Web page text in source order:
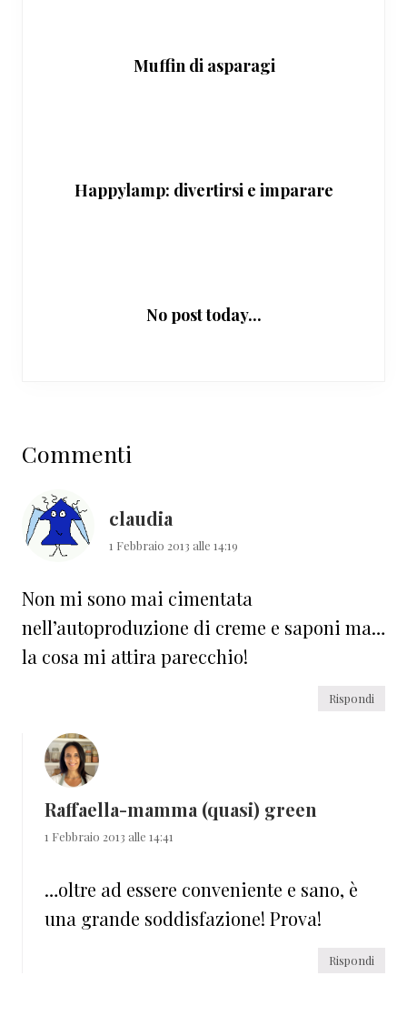
Muffin di asparagi
Happylamp: divertirsi e imparare
No post today...
del
lettore
Commenti
claudia
1 Febbraio 2013 alle 14:19
Non mi sono mai cimentata
nell’autoproduzione di creme e saponi ma…
la cosa mi attira parecchio!
Rispondi
Raffaella-mamma (quasi) green
1 Febbraio 2013 alle 14:41
…oltre ad essere conveniente e sano, è
una grande soddisfazione! Prova!
Rispondi